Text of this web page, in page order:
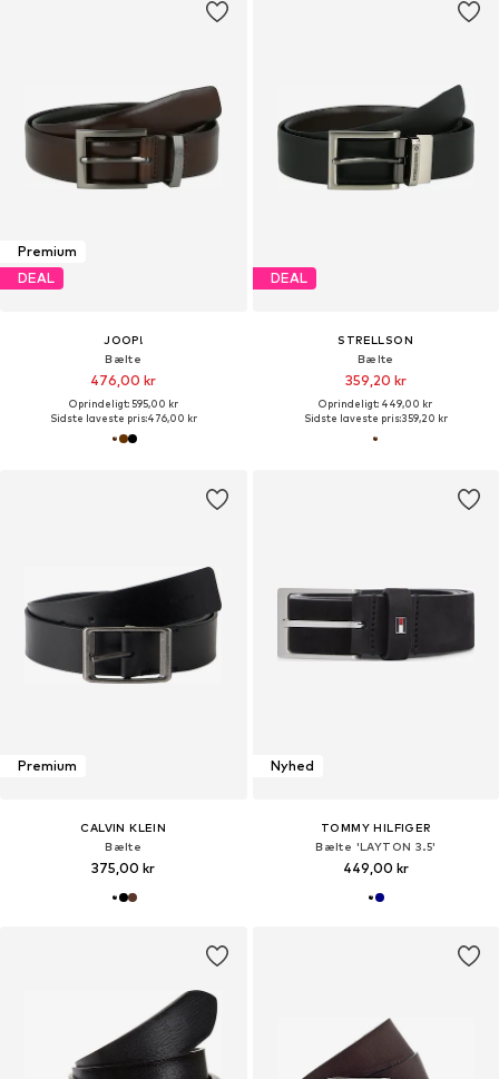
Premium
DEAL
JOOP!
Bælte
476,00 kr
Oprindeligt: 595,00 kr
Sidste laveste pris:476,00 kr
DEAL
STRELLSON
Bælte
359,20 kr
Oprindeligt: 449,00 kr
Sidste laveste pris:359,20 kr
Premium
CALVIN KLEIN
Bælte
375,00 kr
Nyhed
TOMMY HILFIGER
Bælte 'LAYTON 3.5'
449,00 kr